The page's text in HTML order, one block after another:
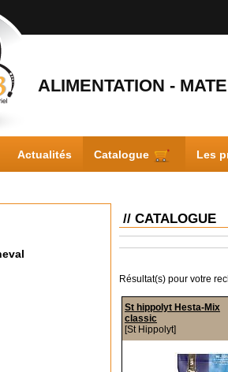
ALIMENTATION -
Actualités Catalogue Les
// CATALOGUE
Résultat(s) pour votre
St hippolyt Hesta-Mix
classic
[St Hippolyt]